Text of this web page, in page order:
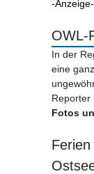
-Anzeige-
OWL-
In der
eine
Reporter
Fotos